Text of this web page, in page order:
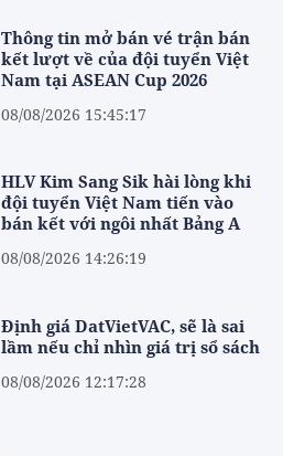
Thông tin mở bán vé trận bán
kết lượt về của đội tuyển Việt
Nam tại ASEAN Cup 2026
08/08/2026 15:45:17
HLV Kim Sang Sik hài lòng khi
đội tuyển Việt Nam tiến vào
bán kết với ngôi nhất Bảng A
08/08/2026 14:26:19
Định giá DatVietVAC, sẽ là sai
lầm nếu chỉ nhìn giá trị sổ sách
08/08/2026 12:17:28